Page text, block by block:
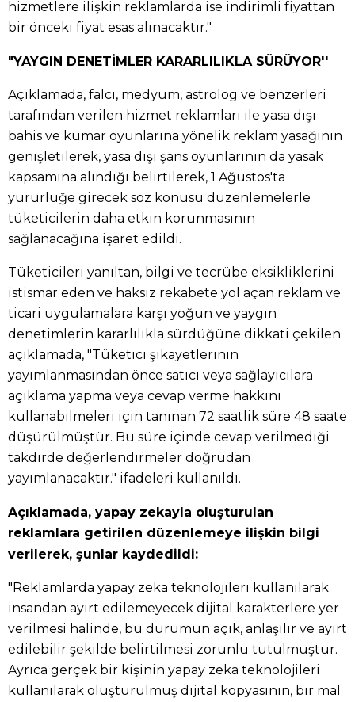
hizmetlere ilişkin reklamlarda ise indirimli fiyattan
bir önceki fiyat esas alınacaktır."
"YAYGIN DENETİMLER KARARLILIKLA SÜRÜYOR''
Açıklamada, falcı, medyum, astrolog ve benzerleri
tarafından verilen hizmet reklamları ile yasa dışı
bahis ve kumar oyunlarına yönelik reklam yasağının
genişletilerek, yasa dışı şans oyunlarının da yasak
kapsamına alındığı belirtilerek, 1 Ağustos'ta
yürürlüğe girecek söz konusu düzenlemelerle
tüketicilerin daha etkin korunmasının
sağlanacağına işaret edildi.
Tüketicileri yanıltan, bilgi ve tecrübe eksikliklerini
istismar eden ve haksız rekabete yol açan reklam ve
ticari uygulamalara karşı yoğun ve yaygın
denetimlerin kararlılıkla sürdüğüne dikkati çekilen
açıklamada, "Tüketici şikayetlerinin
yayımlanmasından önce satıcı veya sağlayıcılara
açıklama yapma veya cevap verme hakkını
kullanabilmeleri için tanınan 72 saatlik süre 48 saate
düşürülmüştür. Bu süre içinde cevap verilmediği
takdirde değerlendirmeler doğrudan
yayımlanacaktır." ifadeleri kullanıldı.
Açıklamada, yapay zekayla oluşturulan
reklamlara getirilen düzenlemeye ilişkin bilgi
verilerek, şunlar kaydedildi:
"Reklamlarda yapay zeka teknolojileri kullanılarak
insandan ayırt edilemeyecek dijital karakterlere yer
verilmesi halinde, bu durumun açık, anlaşılır ve ayırt
edilebilir şekilde belirtilmesi zorunlu tutulmuştur.
Ayrıca gerçek bir kişinin yapay zeka teknolojileri
kullanılarak oluşturulmuş dijital kopyasının, bir mal